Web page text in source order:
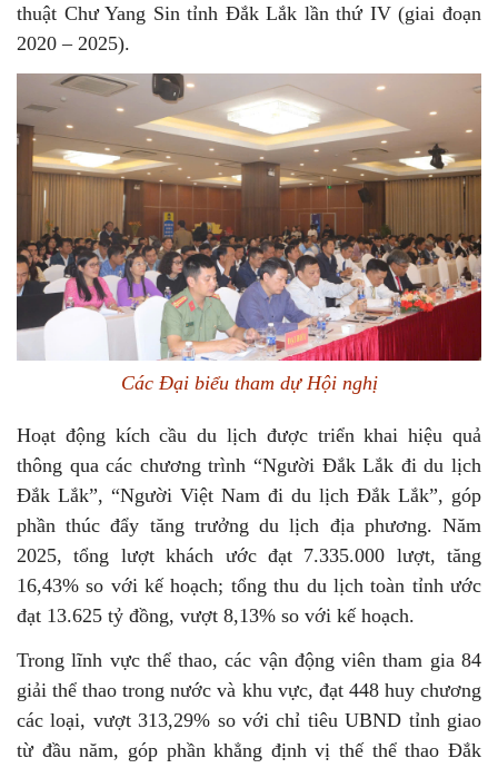
thuật Chư Yang Sin tỉnh Đắk Lắk lần thứ IV (giai đoạn
2020 – 2025).
Các Đại biểu tham dự Hội nghị
Hoạt động kích cầu du lịch được triển khai hiệu quả
thông qua các chương trình “Người Đắk Lắk đi du lịch
Đắk Lắk”, “Người Việt Nam đi du lịch Đắk Lắk”, góp
phần thúc đẩy tăng trưởng du lịch địa phương. Năm
2025, tổng lượt khách ước đạt 7.335.000 lượt, tăng
16,43% so với kế hoạch; tổng thu du lịch toàn tỉnh ước
đạt 13.625 tỷ đồng, vượt 8,13% so với kế hoạch.
Trong lĩnh vực thể thao, các vận động viên tham gia 84
giải thể thao trong nước và khu vực, đạt 448 huy chương
các loại, vượt 313,29% so với chỉ tiêu UBND tỉnh giao
từ đầu năm, góp phần khẳng định vị thế thể thao Đắk